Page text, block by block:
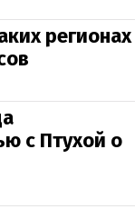
регионах
с Птухой о